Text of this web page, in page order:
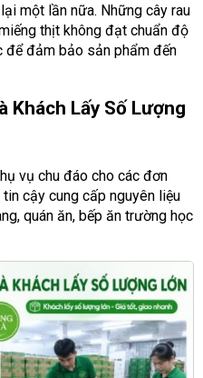
một lần nữa. Những cây rau
thịt không đạt chuẩn độ
đảm bảo sản phẩm đến
Khách Lấy Số Lượng
vụ chu đáo cho các đơn
cậy cung cấp nguyên liệu
quán ăn, bếp ăn trường học